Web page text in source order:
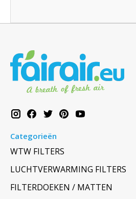
Categorieën
WTW FILTERS
LUCHTVERWARMING FILTERS
FILTERDOEKEN / MATTEN